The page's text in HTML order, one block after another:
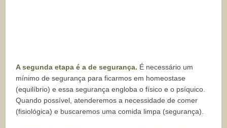
A segunda etapa é a de segurança. É necessário um
mínimo de segurança para ficarmos em homeostase
(equilíbrio) e essa segurança engloba o físico e o psíquico.
Quando possível, atenderemos a necessidade de comer
(fisiológica) e buscaremos uma comida limpa (segurança).